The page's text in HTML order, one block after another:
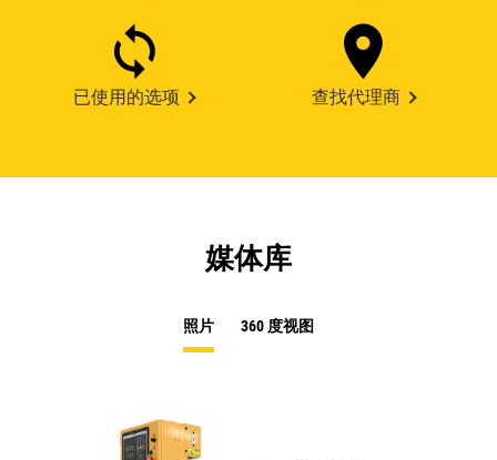
已使用的选项 查找代理商
媒体库
照片 360 度视图